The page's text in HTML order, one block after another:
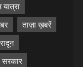
यात्रा
ताज़ा ख़बरें
सरकार